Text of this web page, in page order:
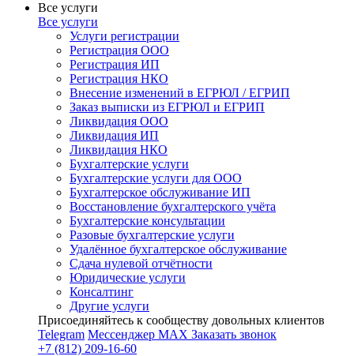
Все услуги
Все услуги
Услуги регистрации
Регистрация ООО
Регистрация ИП
Регистрация НКО
Внесение изменений в ЕГРЮЛ / ЕГРИП
Заказ выписки из ЕГРЮЛ и ЕГРИП
Ликвидация ООО
Ликвидация ИП
Ликвидация НКО
Бухгалтерские услуги
Бухгалтерские услуги для ООО
Бухгалтерское обслуживание ИП
Восстановление бухгалтерского учёта
Бухгалтерские консультации
Разовые бухгалтерские услуги
Удалённое бухгалтерское обслуживание
Сдача нулевой отчётности
Юридические услуги
Консалтинг
Другие услуги
Присоединяйтесь к сообществу довольных клиентов
Telegram Мессенджер MAX Заказать звонок
+7 (812) 209-16-60